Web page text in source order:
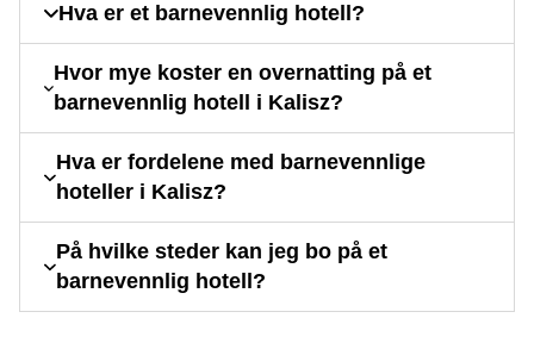
Hva er et barnevennlig hotell?
Hvor mye koster en overnatting på et
barnevennlig hotell i Kalisz?
Hva er fordelene med barnevennlige
hoteller i Kalisz?
På hvilke steder kan jeg bo på et
barnevennlig hotell?